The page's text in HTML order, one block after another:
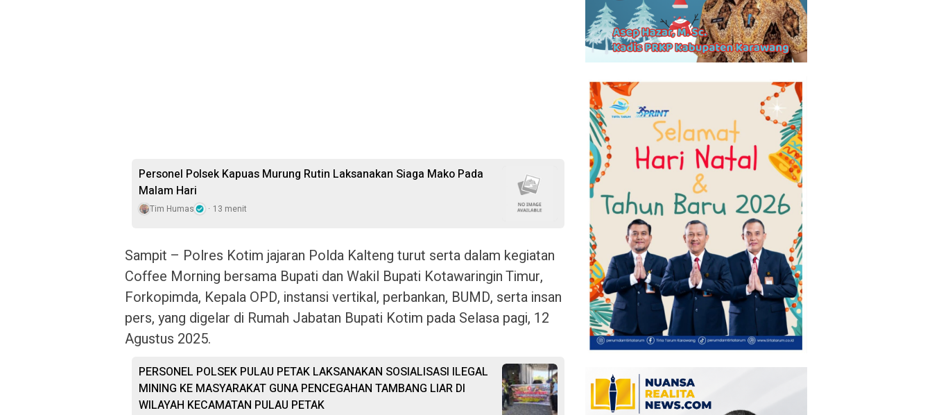
Personel Polsek Kapuas Murung Rutin Laksanakan Siaga Mako Pada
Malam Hari
Tim Humas 13 menit
Sampit – Polres Kotim jajaran Polda Kalteng turut serta dalam kegiatan
Coffee Morning bersama Bupati dan Wakil Bupati Kotawaringin Timur,
Forkopimda, Kepala OPD, instansi vertikal, perbankan, BUMD, serta insan
pers, yang digelar di Rumah Jabatan Bupati Kotim pada Selasa pagi, 12
Agustus 2025.
PERSONEL POLSEK PULAU PETAK LAKSANAKAN SOSIALISASI ILEGAL
MINING KE MASYARAKAT GUNA PENCEGAHAN TAMBANG LIAR DI
WILAYAH KECAMATAN PULAU PETAK